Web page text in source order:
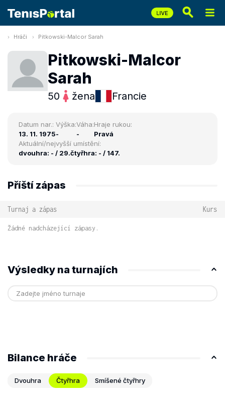
Hráči Pitkowski-Malcor Sarah
Pitkowski-Malcor
Sarah
50 žena Francie
Datum nar.:
13. 11. 1975
Výška:
-
Váha:
-
Hraje rukou:
Pravá
Aktuální/nejvyšší umístění:
dvouhra: - / 29.čtyřhra: - / 147.
Příští zápas
Turnaj a zápas Kurs
Žádné nadcházející zápasy.
Výsledky na turnajích
Bilance hráče
Dvouhra Čtyřhra Smíšené čtyřhry